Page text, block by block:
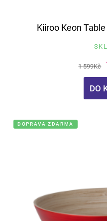
Kiiroo Keon
1 599Kč
DO
DOPRAVA ZDARMA